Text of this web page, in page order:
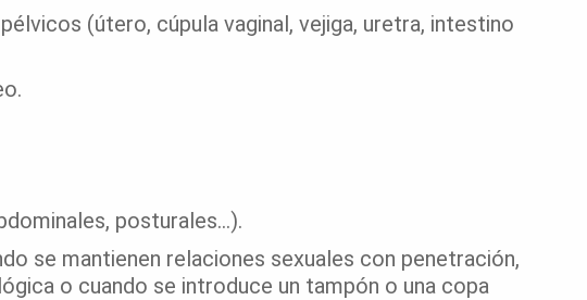
(útero, cúpula vaginal, vejiga, uretra, intestino
posturales…).
se mantienen relaciones sexuales con penetración,
o cuando se introduce un tampón o una copa